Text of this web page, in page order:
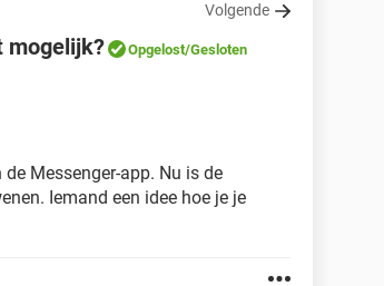
Volgende
mogelijk? Opgelost/Gesloten
Messenger-app. Nu is de
Iemand een idee hoe je je